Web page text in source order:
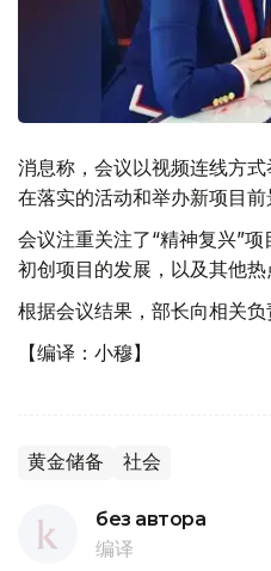
消息称，会议以视频连线方
在落实的活动和举办新项目前
会议注重关注了“精神复兴”
初创项目的发展，以及其他热
根据会议结果，部长向相关负
【编译：小穆】
黄金储备 社会
без автора
编译